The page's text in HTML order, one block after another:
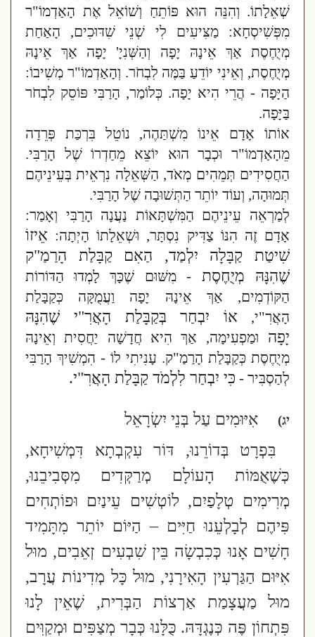
שְׁאֵלָתוֹ. וְהִנֵּה הוּא פּוֹתֵחַ וְשׁוֹאֵל אֶת הָאַדְמוֹ"ר
מִפְּשִׁיסְחָא: מַצִּיעִים לִי שְׁנֵי שִׁדּוּכִים, הָאַחַת
מְיֻחֶסֶת אַךְ אֵינָהּ יָפָה וְהַשְּׁנִיָ' יָפָה אַךְ אֵינָהּ
מְיֻחֶסֶת, וְאֵינִי יוֹדֵעַ בַּמֶּה לִבְחֹר. וְהָאַדְמוֹ"ר מְשִׁיבוֹ:
הַיָּפָה - הֲרֵי הִיא יָפָה. כְּלוֹמַר, הָרַבִּי פּוֹסֵק לִבְחֹר
בַּיָּפָה.
אוֹתוֹ אָדָם אֵינוֹ מִשְׁתַּהֶה, נוֹטֵל בִּרְכַּת פְּרֵדָה
מֵהָאַדְמוֹ"ר וּכְבָר הוּא יוֹצֵא מֵחַדְרוֹ שֶׁל הָרַבִּי.
הַחֲסִידִים תְּמֵהִים מְאֹד, הַשְּׁאֵלָה נִרְאֵית בְּעֵינֵיהֶם
תְּמוּהָה, וְעוֹד יוֹתֵר הַתְּשׁוּבָה שֶׁל הָרַבִּי.
לְמַרְאֵה עֵינֵיהֶם הַמִּשְׁתָּאוֹת נַעֲנָה הָרַבִּי וְאָמַר:
אָדָם זֶה הִנּוֹ צַדִּיק נִסְתָּר, וּשְׁאֵלָתוֹ הָיְתָה: אֵיזוֹ
שִׁיטַת קַבָּלָה יִלְמַד, הַאִם קַבָּלַת הָרַמַ"ק
שֶׁהִנָּהּ מְיֻחֶסֶת
- מִשּׁוּם שֶׁכָּךְ לָמְדוּ הַדּוֹרוֹת
הַקּוֹדְמִים, אַךְ אֵינָהּ יָפָה וַעֲמֻקָּה כְּקַבָּלַת
הָאֲרִ"י,
אוֹ יִבְחַר בְּקַבָּלַת הָאֲרִ"י שֶׁהִנָּהּ
יָפָה וּמַפְעִימָה, אַךְ הִיא חֲדָשָׁה יַחֲסִית וְאֵינָהּ
מְיֻחֶסֶת כְּקַבָּלַת הָרַמַ"ק. עָנִיתִי לוֹ - הִמְשִׁיךְ הָרַבִּי
לְהַסְבִּיר - כִּי יִבְחַר לִלְמֹד קַבָּלַת הָאֲרִ"י.
יג)
אִיּוּמִים עַל בְּנֵי יִשְׂרָאֵל
בִּפְרָט בְּדוֹרֵנוּ, דּוֹר עִקְבְתָא דִּמְשִׁיחָא,
כְּשֶׁאֻמּוֹת הָעוֹלָם מְרַקְּדִים מִסְּבִיבֵנוּ,
מְרִימִים טְלָפַיִם, לוֹטְשִׁים עֵינַיִם וּפוֹתְחִים
פִּיהֶם לְבָלְעֵנוּ חַיִּים – הַיּוֹם יוֹתֵר מִתָּמִיד
חָשִׁים אָנוּ כְּכִבְשָׂה בֵּין שִׁבְעִים זְאֵבִים,מוּל
אִיּוּם הַגַּרְעִין הָאִירָנִי, מוּל כָּל מְדִינוֹת עֲרָב,
מוּל מַעֲצָמַת אַרְצוֹת הַבְּרִית, שֶׁאֵין לָנוּ
פִּתְחוֹן פֶּה כְּנֶגְדָּהּ. כֻּלָּנוּ כְּבָר מְצַפִּים וּמְקַוִּים